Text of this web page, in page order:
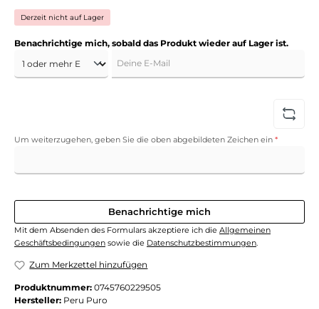
Derzeit nicht auf Lager
Benachrichtige mich, sobald das Produkt wieder auf Lager ist.
Um weiterzugehen, geben Sie die oben abgebildeten Zeichen ein *
Benachrichtige mich
Mit dem Absenden des Formulars akzeptiere ich die Allgemeinen
Geschäftsbedingungen sowie die Datenschutzbestimmungen.
Zum Merkzettel hinzufügen
Produktnummer: 0745760229505
Hersteller: Peru Puro